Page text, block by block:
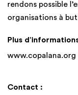
rendons possible
organisations à
Plus
www.copalana.org
Contact :